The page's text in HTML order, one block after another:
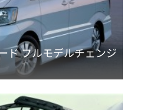
ド フルモデルチェンジ